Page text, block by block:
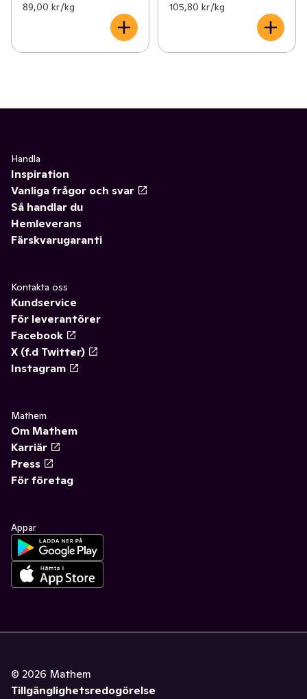
89,00 kr /kg 105,80 kr /kg
Handla
Inspiration
Vanliga frågor och svar
Så handlar du
Hemleverans
Färskvarugaranti
Kontakta oss
Kundservice
För leverantörer
Facebook
X (f.d Twitter)
Instagram
Mathem
Om Mathem
Karriär
Press
För företag
Appar
© 2026 Mathem
Tillgänglighetsredogörelse